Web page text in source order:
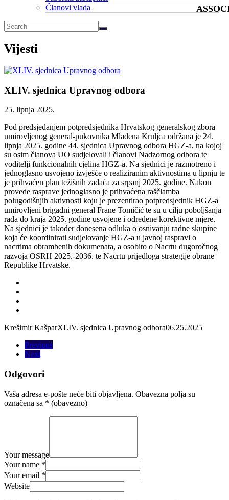
Članovi vlada
Vijesti
XLIV. sjednica Upravnog odbora
25. lipnja 2025.
Pod predsjedanjem potpredsjednika Hrvatskog generalskog zbora
umirovljenog general-pukovnika Mladena Kruljca održana je 24.
lipnja 2025. godine 44. sjednica Upravnog odbora HGZ-a, na kojoj
su osim članova UO sudjelovali i članovi Nadzornog odbora te
voditelji funkcionalnih cjelina HGZ-a. Na sjednici je razmotreno i
jednoglasno usvojeno izvješće o realiziranim aktivnostima u lipnju te
je prihvaćen plan težišnih zadaća za srpanj 2025. godine. Nakon
provede rasprave jednoglasno je prihvaćena raščlamba
polugodišnjih aktivnosti koju je prezentirao potpredsjednik HGZ-a
umirovljeni brigadni general Frane Tomičić te su u cilju poboljšanja
rada do kraja 2025. godine usvojene i određene korektivne mjere.
Na sjednici je također donesena odluka o osnivanju radne skupine
koja će koordinirati sudjelovanje HGZ-a u javnoj raspravi o
nacrtima obrambenih dokumenata, a osobito o Nacrtu dugoročnog
razvoja OSRH 2025.-2036. te Nacrtu prijedloga strategije obrane
Republike Hrvatske.
Krešimir KašparXLIV. sjednica Upravnog odbora06.25.2025
Previous
Next
Odgovori
Vaša adresa e-pošte neće biti objavljena. Obavezna polja su
označena sa * (obavezno)
Your message
Your name *
Your email *
Website